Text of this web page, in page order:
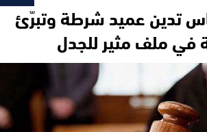
تدين عميد شرطة وتبرّئ
في ملف مثير للجدل